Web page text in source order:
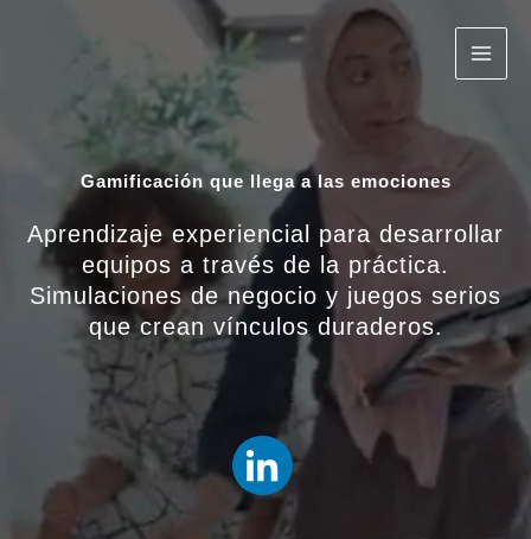
Gamificación que llega a las emociones
Aprendizaje experiencial para desarrollar
equipos a través de la práctica.
Simulaciones de negocio y juegos serios
que crean vínculos duraderos.